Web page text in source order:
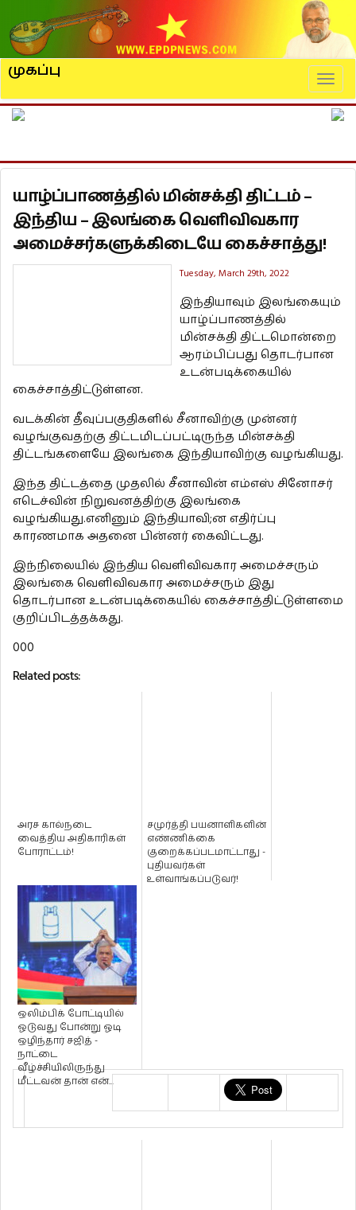
முகப்பு
யாழ்ப்பாணத்தில் மின்சக்தி திட்டம் –
இந்திய – இலங்கை வெளிவிவகார
அமைச்சர்களுக்கிடையே கைச்சாத்து!
Tuesday, March 29th, 2022
இந்தியாவும் இலங்கையும்
யாழ்ப்பாணத்தில்
மின்சக்தி திட்டமொன்றை
ஆரம்பிப்பது தொடர்பான
உடன்படிக்கையில்
கைச்சாத்திட்டுள்ளன.
வடக்கின் தீவுப்பகுதிகளில் சீனாவிற்கு முன்னர்
வழங்குவதற்கு திட்டமிடப்பட்டிருந்த மின்சக்தி
திட்டங்களையே இலங்கை இந்தியாவிற்கு வழங்கியது.
இந்த திட்டத்தை முதலில் சீனாவின் எம்எஸ் சினோசர்
எடெச்வின் நிறுவனத்திற்கு இலங்கை
வழங்கியது.எனினும் இந்தியாவி;ன எதிர்ப்பு
காரணமாக அதனை பின்னர் கைவிட்டது.
இந்நிலையில் இந்திய வெளிவிவகார அமைச்சரும்
இலங்கை வெளிவிவகார அமைச்சரும் இது
தொடர்பான உடன்படிக்கையில் கைச்சாத்திட்டுள்ளமை
குறிப்பிடத்தக்கது.
000
Related posts:
அரச கால்நடை
வைத்திய அதிகாரிகள்
போராட்டம்!
சமுர்த்தி பயனாளிகளின்
எண்ணிக்கை
குறைக்கப்படமாட்டாது -
புதியவர்கள்
உள்வாங்கப்படுவர்!
ஒலிம்பிக் போட்டியில்
ஓடுவது போன்று ஓடி
ஒழிந்தார் சஜித் -
நாட்டை
வீழ்ச்சியிலிருந்து
மீட்டவன் தான் என்...